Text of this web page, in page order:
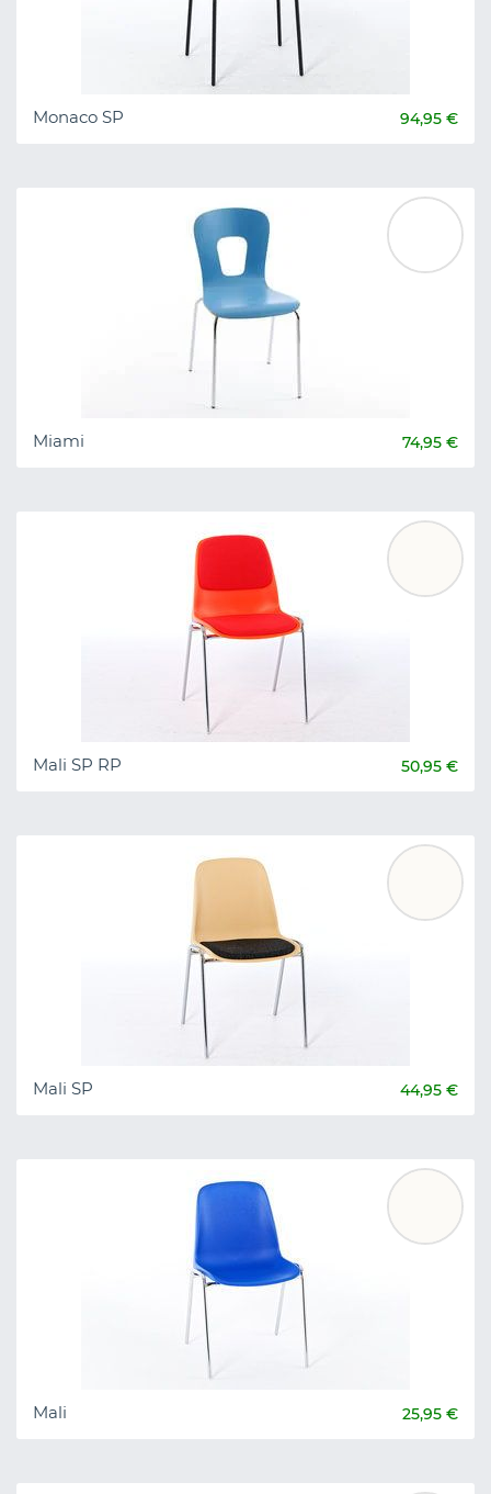
Monaco SP 94,95 €
Miami 74,95 €
Mali SP RP 50,95 €
Mali SP 44,95 €
Mali 25,95 €